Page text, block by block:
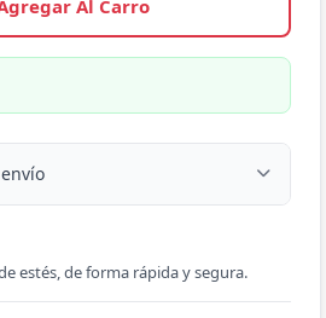
Al Carro
estés, de forma rápida y segura.